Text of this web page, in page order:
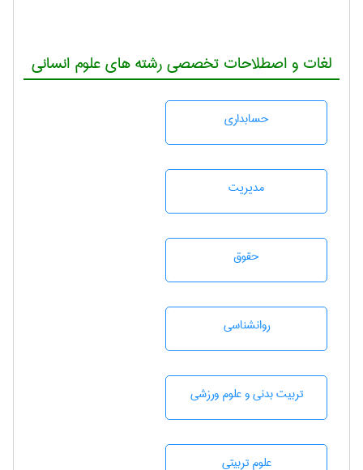
لغات و اصطلاحات تخصصی رشته های علوم انسانی
حسابداری
مديريت
حقوق
روانشناسی
تربيت بدنی و علوم ورزشی
علوم تربيتی